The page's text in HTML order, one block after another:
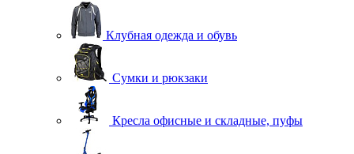
Клубная одежда и обувь
Сумки и рюкзаки
Кресла офисные и складные, пуфы